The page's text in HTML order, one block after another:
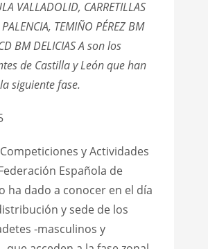
VALLADOLID, CARRETILLAS
TEMIÑO PÉREZ BM
BM DELICIAS A son los
de Castilla y León que han
siguiente fase.
y Actividades
Española de
ha dado a conocer en el día
y sede de los
-masculinos y